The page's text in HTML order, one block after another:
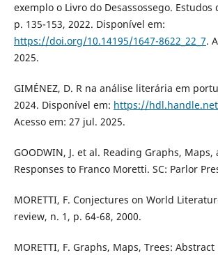
exemplo o Livro do Desassossego. Estudos
p. 135-153, 2022. Disponível em:
https://doi.org/10.14195/1647-8622_22_7.
2025.
GIMÉNEZ, D. R na análise literária em
2024. Disponível em: https://
Acesso em: 27 jul. 2025.
GOODWIN, J. et al. Reading Graphs, Maps,
Responses to Franco Moretti. SC: Parlor
MORETTI, F. Conjectures on World
review, n. 1, p. 64-68, 2000.
MORETTI, F. Graphs, Maps, Trees: